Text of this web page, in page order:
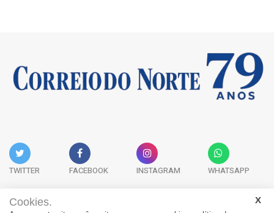
TWITTER FACEBOOK INSTAGRAM WHATSAPP
Cookies.